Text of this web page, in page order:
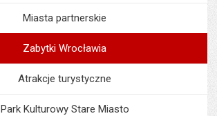
Miasta partnerskie
Zabytki Wrocławia
Atrakcje turystyczne
Park Kulturowy Stare Miasto